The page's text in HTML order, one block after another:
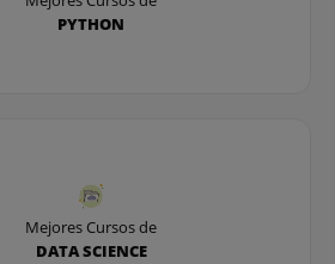
PYTHON
Mejores Cursos de
DATA SCIENCE